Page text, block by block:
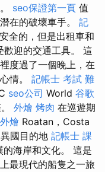
seo保證第一頁 值
在的破壞車手。 記
全的，但是出租車和
迎的交通工具。 這
度過了一個晚上，在
情。 記帳士 考試 難
seo公司 World 谷歌
外燴 烤肉 在巡遊期
燴 Roatan，Costa
國目的地 記帳士 課
海岸和文化。 這是
最現代的船隻之一旅